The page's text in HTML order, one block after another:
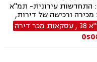
התחדשות עירונית- תמ"א
מכירה ורכישה של דירות,
זכויות בטאבו, נדל"ן
נכסים, דיור ציבורי,
הקמת חברות, הסכמים
משפטית עסקית, ליווי
חברה.
38
,עסקאות מכר דירה